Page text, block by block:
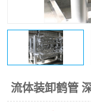
流体装卸鹤管